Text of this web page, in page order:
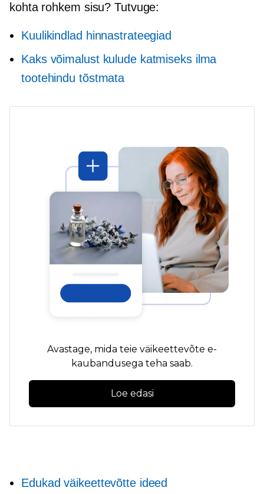
kohta rohkem sisu? Tutvuge:
Kuulikindlad hinnastrateegiad
Kaks võimalust kulude katmiseks ilma
tootehindu tõstmata
Avastage, mida teie väikeettevõte e-
kaubandusega teha saab.
Loe edasi
Edukad väikeettevõtte ideed